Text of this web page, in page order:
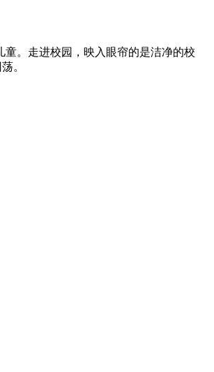
。走进校园，映入眼帘的是洁净的校
。